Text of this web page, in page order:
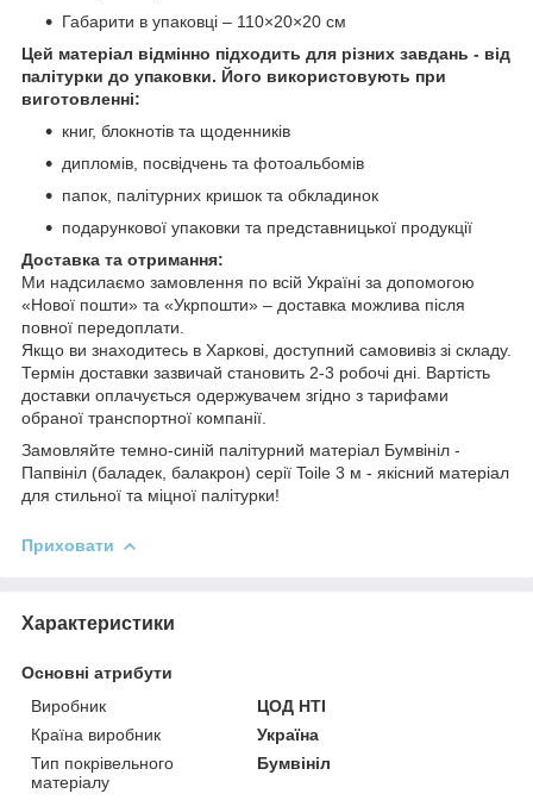
Габарити в упаковці – 110×20×20 см
Цей матеріал відмінно підходить для різних завдань - від
палітурки до упаковки. Його використовують при
виготовленні:
книг, блокнотів та щоденників
дипломів, посвідчень та фотоальбомів
папок, палітурних кришок та обкладинок
подарункової упаковки та представницької продукції
Доставка та отримання:
Ми надсилаємо замовлення по всій Україні за допомогою
«Нової пошти» та «Укрпошти» – доставка можлива після
повної передоплати.
Якщо ви знаходитесь в Харкові, доступний самовивіз зі складу.
Термін доставки зазвичай становить 2-3 робочі дні. Вартість
доставки оплачується одержувачем згідно з тарифами
обраної транспортної компанії.
Замовляйте темно-синій палітурний матеріал Бумвініл -
Папвініл (баладек, балакрон) серії Toile 3 м - якісний матеріал
для стильної та міцної палітурки!
Приховати
Характеристики
Основні атрибути
Виробник
ЦОД НТІ
Країна виробник
Україна
Тип покрівельного
матеріалу
Бумвініл